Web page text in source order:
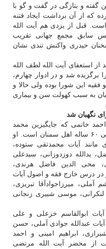
گفته و بتازگی در گفت و گو با
که از آن برداشت ایجاد فتنه
قبل از یزدی هم آیت الله
سابق مجمع جهانی تقریب
سخنان حیدری واکنش تندی نشان
از استعفای آیت الله لطف الله
برگزیده شد و در ادوار چهارم،
این شورا بوده ولی حالا و
نگهبان به سبب کهولت سن و بیماری
نگهبان شد
خاتمی که جایگیزین محمد
یزدی در شورای نگهبان شده، روحانی ۶۰ ساله اهل سمنان است. او
آیات محمدتقی ستوده،
یدالله دوزدوزانی، سیدعلی
محی الدین فاضل هرندی،
در درس خارج فقه و اصول آیات
میرزاجوادآقا تبریزی،
موسی شبیری زنجانی
ابوالقاسم خزعلی و علی
عبدالله جوادی آملی، حسن
ابراهیم امینی و احمد
از محضر آیت الله مرتضی